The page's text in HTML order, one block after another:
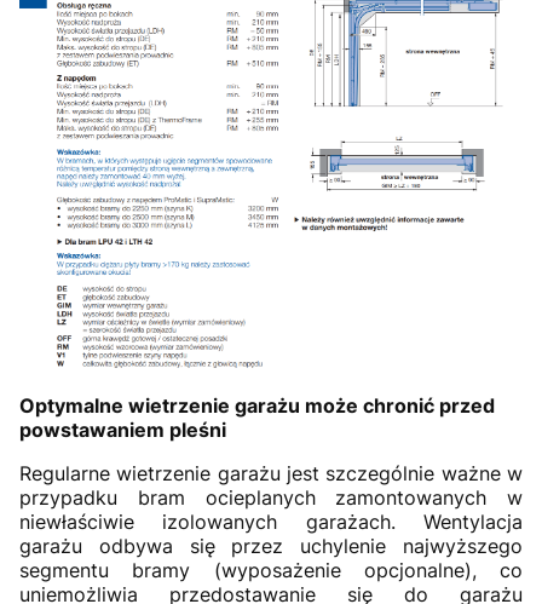
Optymalne wietrzenie garażu może chronić przed
powstawaniem pleśni
Regularne wietrzenie garażu jest szczególnie ważne w
przypadku bram ocieplanych zamontowanych w
niewłaściwie izolowanych garażach. Wentylacja
garażu odbywa się przez uchylenie najwyższego
segmentu bramy (wyposażenie opcjonalne), co
uniemożliwia przedostawanie się do garażu